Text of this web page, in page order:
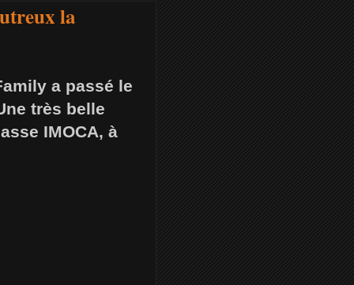
la
a passé le
très belle
IMOCA, à